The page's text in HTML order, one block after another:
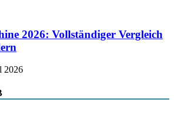
2026: Vollständiger Vergleich
2026